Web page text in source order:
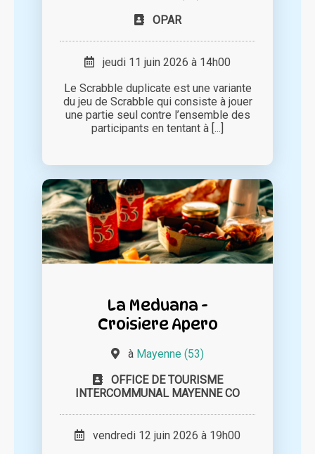
OPAR
jeudi 11 juin 2026 à 14h00
Le Scrabble duplicate est une variante
du jeu de Scrabble qui consiste à jouer
une partie seul contre l’ensemble des
participants en tentant à [...]
La Meduana -
Croisiere Apero
à Mayenne (53)
OFFICE DE TOURISME
INTERCOMMUNAL MAYENNE CO
vendredi 12 juin 2026 à 19h00